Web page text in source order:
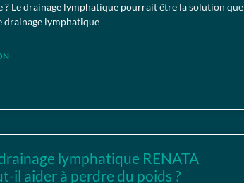
? Le drainage lymphatique pourrait être la solution que
drainage lymphatique
lymphatique RENATA
il aider à perdre du poids ?